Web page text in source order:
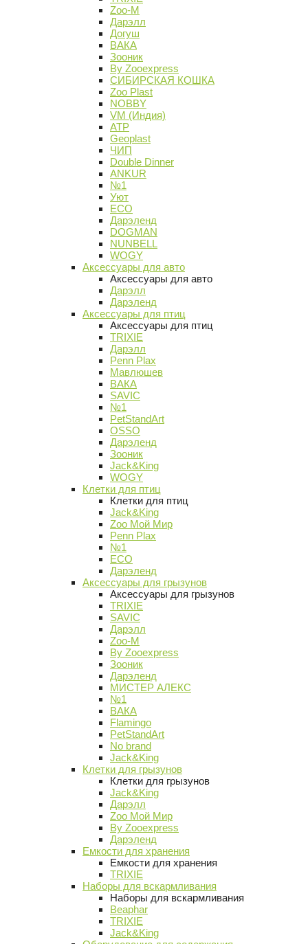
Zoo-M
Дарэлл
Догуш
ВАКА
Зооник
By Zooexpress
СИБИРСКАЯ КОШКА
Zoo Plast
NOBBY
VM (Индия)
АТР
Geoplast
ЧИП
Double Dinner
ANKUR
№1
Уют
ECO
Дарэленд
DOGMAN
NUNBELL
WOGY
Аксессуары для авто
Аксессуары для авто
Дарэлл
Дарэленд
Аксессуары для птиц
Аксессуары для птиц
TRIXIE
Дарэлл
Penn Plax
Мавлюшев
ВАКА
SAVIC
№1
PetStandArt
OSSO
Дарэленд
Зооник
Jack&King
WOGY
Клетки для птиц
Клетки для птиц
Jack&King
Zoo Мой Мир
Penn Plax
№1
ECO
Дарэленд
Аксессуары для грызунов
Аксессуары для грызунов
TRIXIE
SAVIC
Дарэлл
Zoo-M
By Zooexpress
Зооник
Дарэленд
МИСТЕР АЛЕКС
№1
ВАКА
Flamingo
PetStandArt
No brand
Jack&King
Клетки для грызунов
Клетки для грызунов
Jack&King
Дарэлл
Zoo Мой Мир
By Zooexpress
Дарэленд
Емкости для хранения
Емкости для хранения
TRIXIE
Наборы для вскармливания
Наборы для вскармливания
Beaphar
TRIXIE
Jack&King